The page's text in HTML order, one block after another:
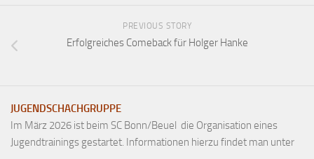
BKV
Ausschreibungen
PREVIOUS STORY
Erfolgreiches Comeback für Holger Hanke
JUGENDSCHACHGRUPPE
Im März 2026 ist beim SC Bonn/Beuel die Organisation eines
Jugendtrainings gestartet. Informationen hierzu findet man unter